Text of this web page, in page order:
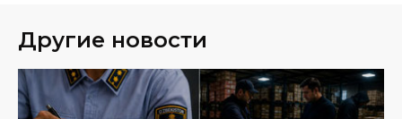
Другие новости